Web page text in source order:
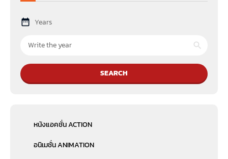
Years
SEARCH
หนังแอคชั่น ACTION
อนิเมชั่น ANIMATION